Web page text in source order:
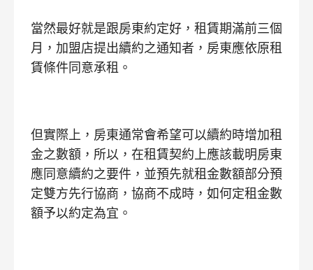
當然最好就是跟房東約定好，租賃期滿前三個
月，加盟店提出續約之通知者，房東應依原租
賃條件同意承租。
但實際上，房東通常會希望可以續約時增加租
金之數額，所以，在租賃契約上應該載明房東
應同意續約之要件，並預先就租金數額部分預
定雙方先行協商，協商不成時，如何定租金數
額予以約定為宜。